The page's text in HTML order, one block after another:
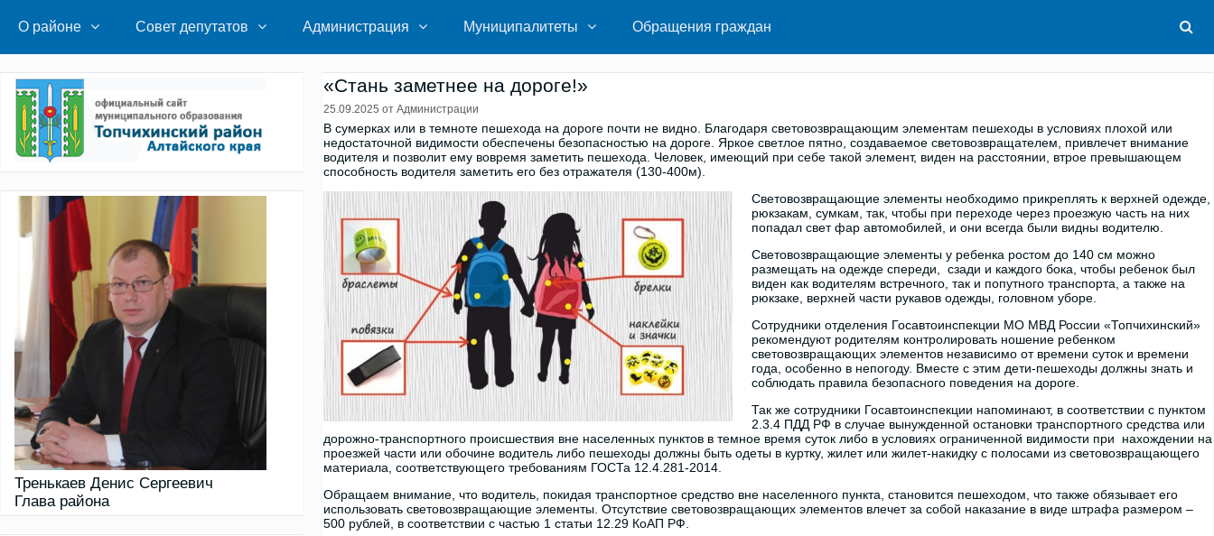
содержимому
О районе Совет депутатов Администрация Муниципалитеты Обращения граждан
«Стань заметнее на дороге!»
25.09.2025 от Администрации
В сумерках или в темноте пешехода на дороге почти не видно. Благодаря световозвращающим элементам пешеходы в условиях плохой или
недостаточной видимости обеспечены безопасностью на дороге. Яркое светлое пятно, создаваемое световозвращателем, привлечет внимание
водителя и позволит ему вовремя заметить пешехода. Человек, имеющий при себе такой элемент, виден на расстоянии, втрое превышающем
способность водителя заметить его без отражателя (130-400м).
Световозвращающие элементы необходимо прикреплять к верхней одежде,
рюкзакам, сумкам, так, чтобы при переходе через проезжую часть на них
попадал свет фар автомобилей, и они всегда были видны водителю.
Световозвращающие элементы у ребенка ростом до 140 см можно
размещать на одежде спереди, сзади и каждого бока, чтобы ребенок был
виден как водителям встречного, так и попутного транспорта, а также на
рюкзаке, верхней части рукавов одежды, головном уборе.
Сотрудники отделения Госавтоинспекции МО МВД России «Топчихинский»
рекомендуют родителям контролировать ношение ребенком
световозвращающих элементов независимо от времени суток и времени
года, особенно в непогоду. Вместе с этим дети-пешеходы должны знать и
соблюдать правила безопасного поведения на дороге.
Так же сотрудники Госавтоинспекции напоминают, в соответствии с пунктом
2.3.4 ПДД РФ в случае вынужденной остановки транспортного средства или
дорожно-транспортного происшествия вне населенных пунктов в темное время суток либо в условиях ограниченной видимости при нахождении на
проезжей части или обочине водитель либо пешеходы должны быть одеты в куртку, жилет или жилет-накидку с полосами из световозвращающего
материала, соответствующего требованиям ГОСТа 12.4.281-2014.
Обращаем внимание, что водитель, покидая транспортное средство вне населенного пункта, становится пешеходом, что также обязывает его
использовать световозвращающие элементы. Отсутствие световозвращающих элементов влечет за собой наказание в виде штрафа размером –
500 рублей, в соответствии с частью 1 статьи 12.29 КоАП РФ.
Тренькаев Денис Сергеевич
Глава района